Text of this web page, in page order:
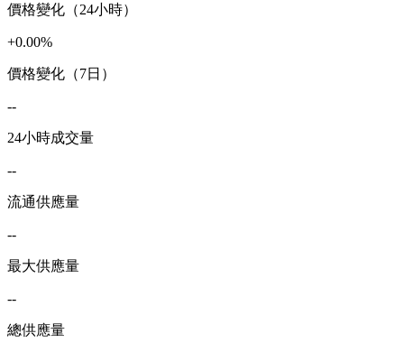
價格變化（24小時）
+0.00%
價格變化（7日）
--
24小時成交量
--
流通供應量
--
最大供應量
--
總供應量